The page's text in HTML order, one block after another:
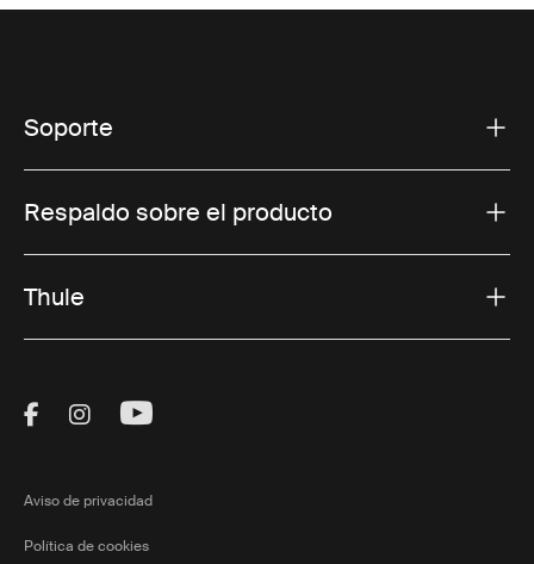
Soporte
Respaldo sobre el producto
Thule
Visit Thule on Facebook (external link)
Visit Thule on Instagram (external link)
Visit Thule on Youtube (external
Aviso de privacidad
Política de cookies